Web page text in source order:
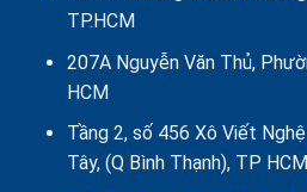
TP.HCM
207A Nguyễn Văn Thủ,
HCM
Tầng 2, số 456 Xô Viết
Tây, (Q Bình Thạnh), TP HCM